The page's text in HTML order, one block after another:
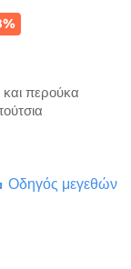
περούκα
Οδηγός μεγεθών